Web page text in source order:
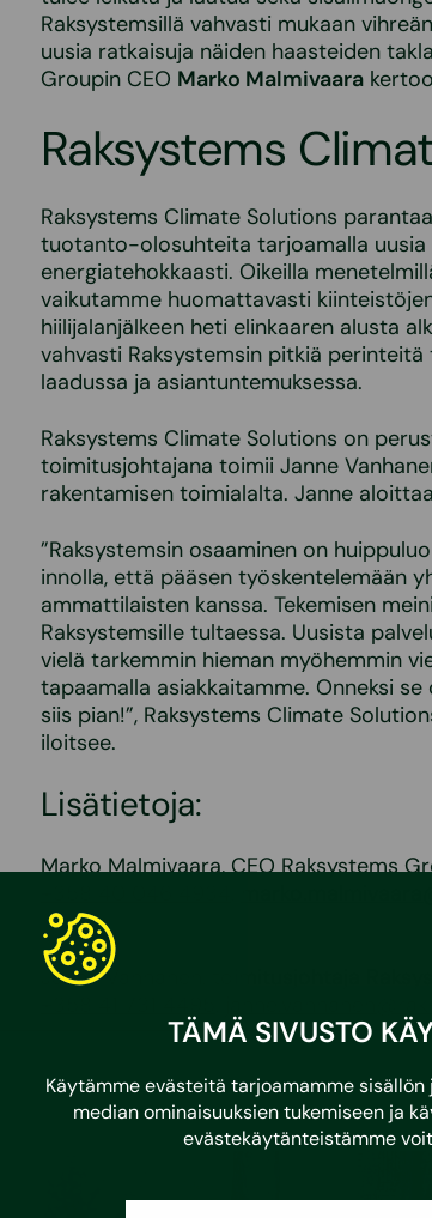
TÄMÄ SIVUSTO
Käytämme evästeitä tarjoamamme
median ominaisuuksien tukemiseen ja
evästekäytänteistämme
Raksystemsillä vahvasti mukaan
uusia ratkaisuja näiden haasteiden
Groupin CEO Marko Malmivaara
Raksystems
Raksystems Climate Solutions
tuotanto-olosuhteita tarjoamalla uusia
energiatehokkaasti. Oikeilla
vaikutamme huomattavasti
hiilijalanjälkeen heti elinkaaren alusta
vahvasti Raksystemsin pitkiä
laadussa ja asiantuntemuksessa.
Raksystems Climate Solutions on
toimitusjohtajana toimii Janne
rakentamisen toimialalta. Janne
”Raksystemsin osaaminen on
innolla, että pääsen työskentelemään
ammattilaisten kanssa. Tekemisen
Raksystemsille tultaessa. Uusista
vielä tarkemmin hieman myöhemmin
tapaamalla asiakkaitamme. Onneksi
siis pian!”, Raksystems Climate
iloitsee.
Lisätietoja:
Marko Malmivaara, CEO Raksystems
Janne Vanhanen, toimitusjohtaja